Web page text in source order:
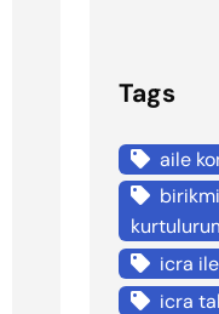
Tags
aile
icra
icra